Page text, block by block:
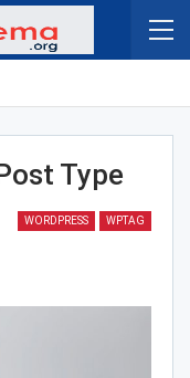
Type
WORDPRESS WPTAG